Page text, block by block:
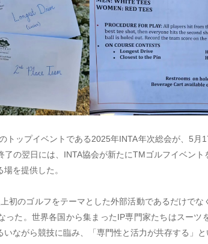
トップイベントである2025年INTA年次総会が、5月
了の翌日には、INTA協会が新たにTMゴルフイベン
を提供した。
初のゴルフをテーマとした外部活動であるだけでな
った。世界各国から集まったIP専門家たちはスーツ
ながら競技に臨み、「専門性と活力が共存する」